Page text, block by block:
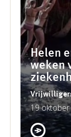
Helen
weken
19 oktober